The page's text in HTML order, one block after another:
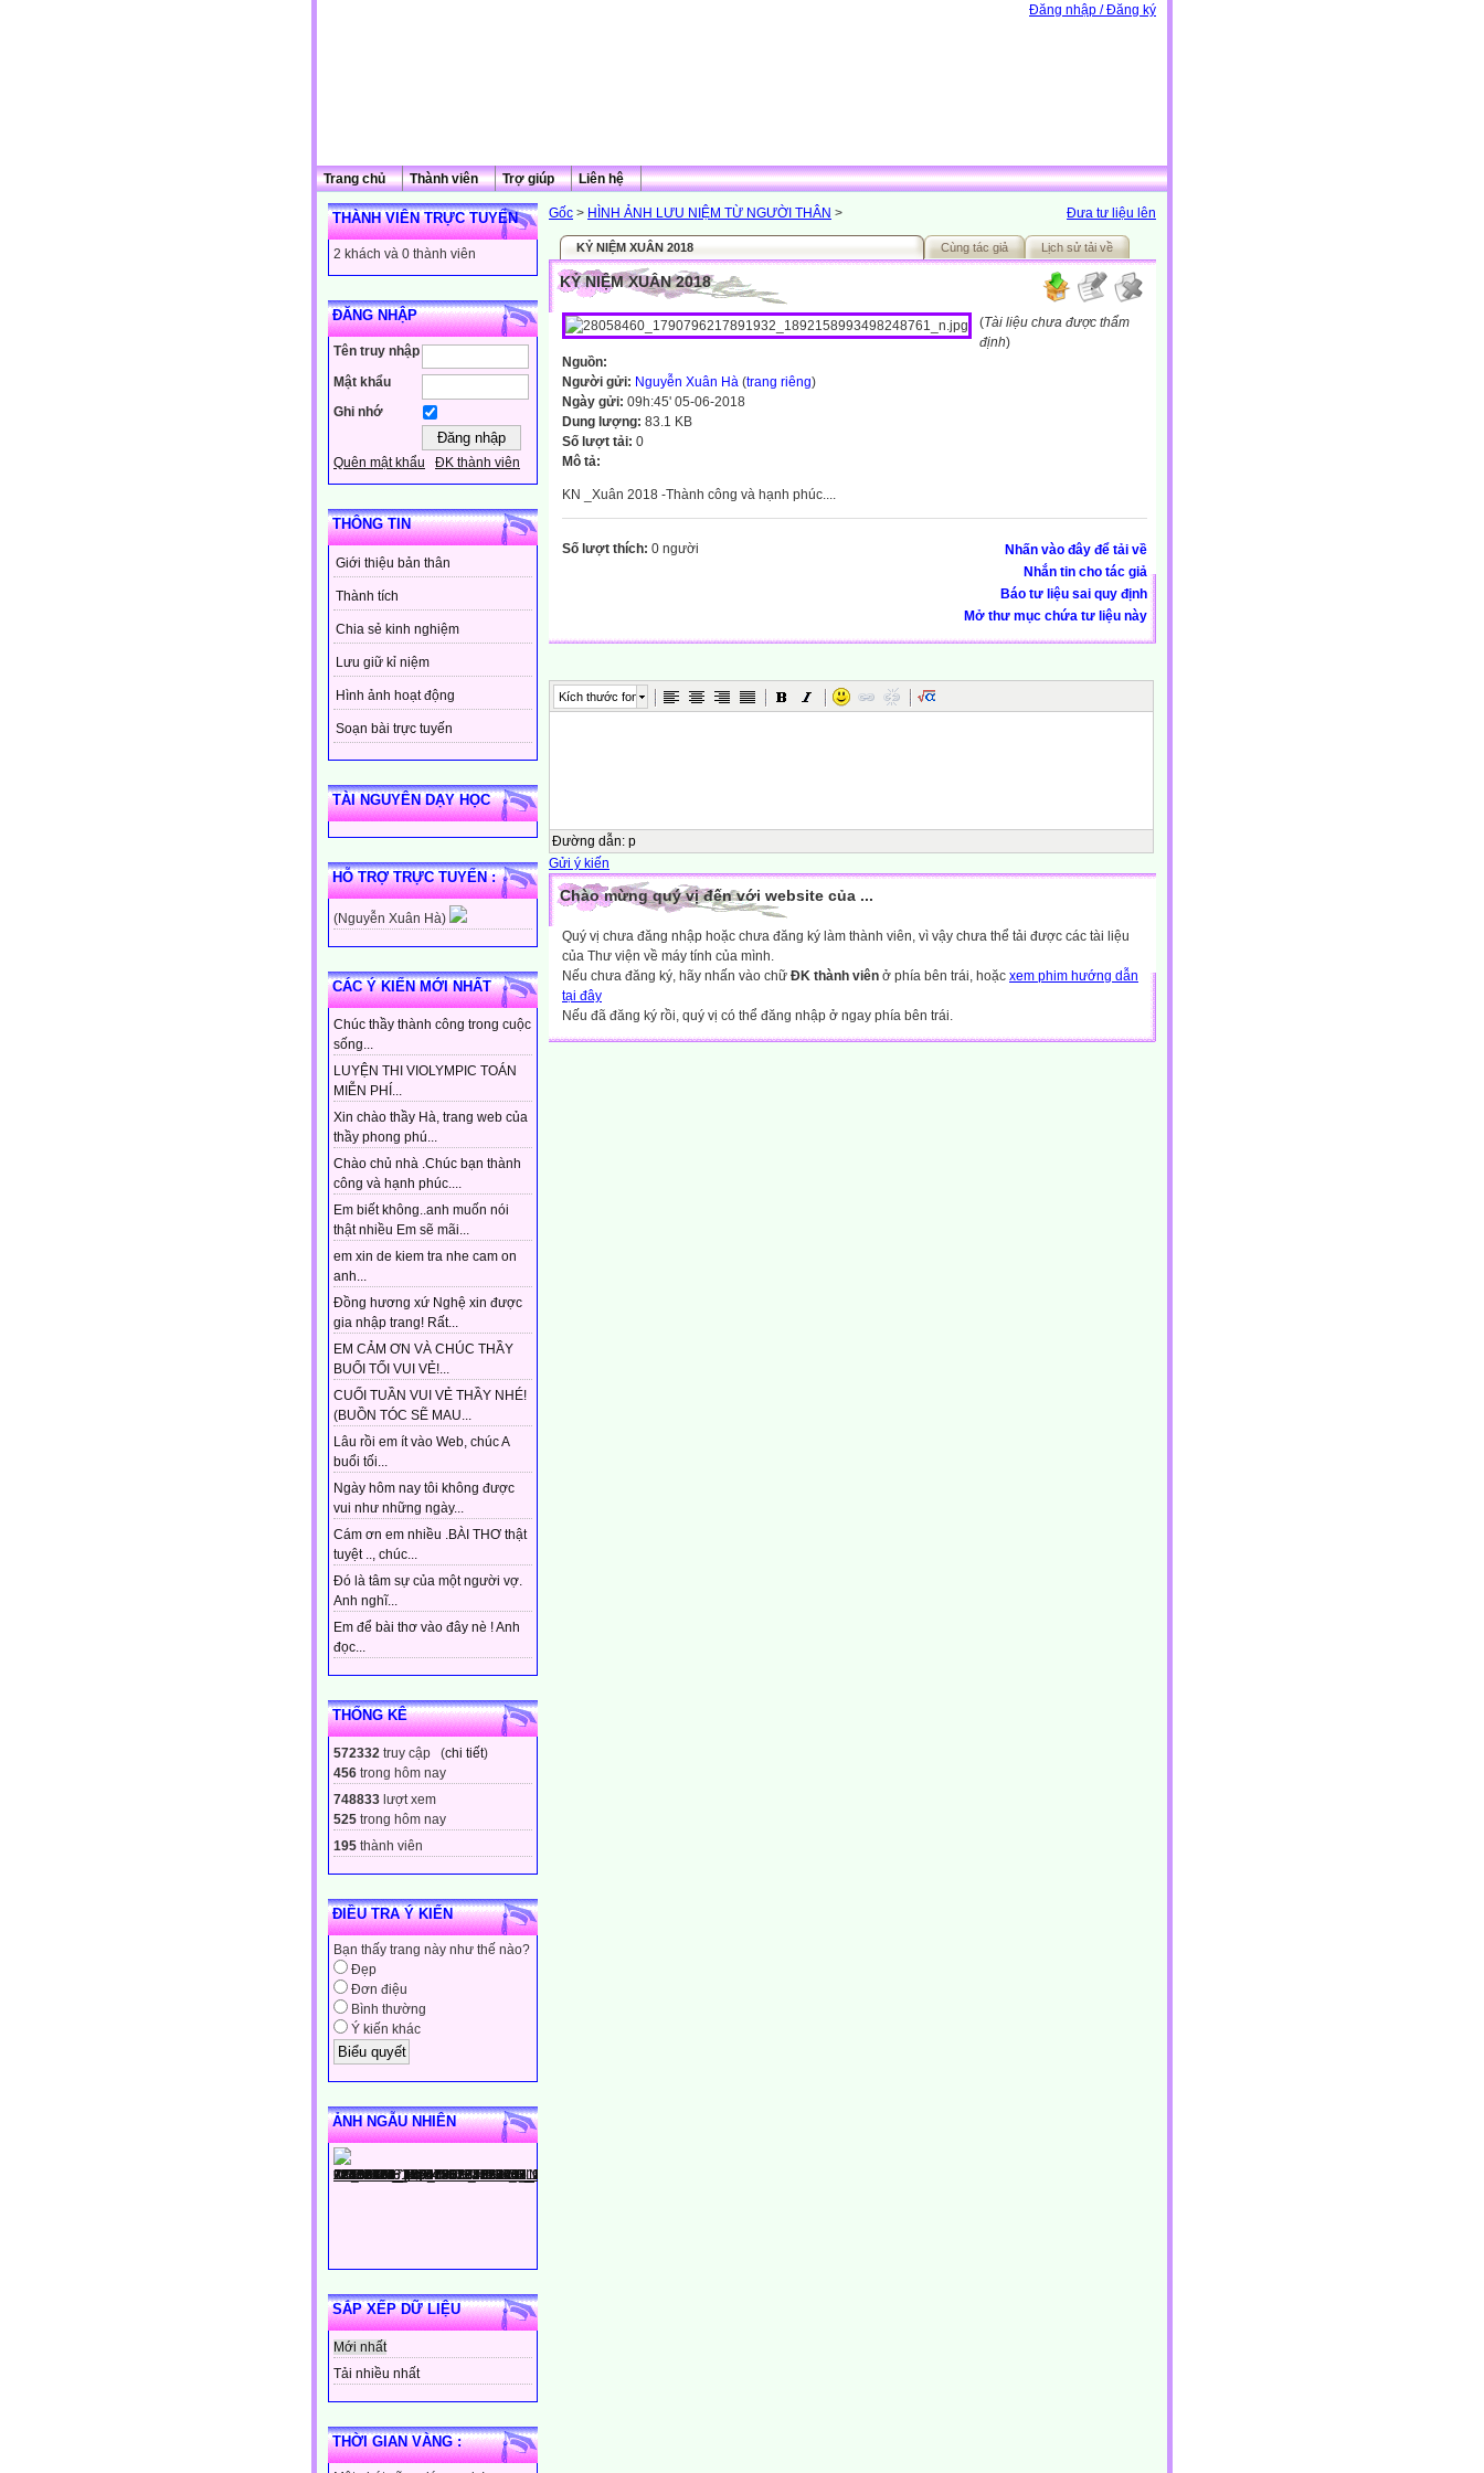
Đăng nhập / Đăng ký
Trang chủ Thành viên Trợ giúp Liên hệ
THÀNH VIÊN TRỰC TUYẾN
2 khách và 0 thành viên
ĐĂNG NHẬP
Tên truy nhập
Mật khẩu
Ghi nhớ
Quên mật khẩu ĐK thành viên
THÔNG TIN
Giới thiệu bản thân
Thành tích
Chia sẻ kinh nghiệm
Lưu giữ kỉ niệm
Hình ảnh hoạt động
Soạn bài trực tuyến
TÀI NGUYÊN DẠY HỌC
HỖ TRỢ TRỰC TUYẾN :
(Nguyễn Xuân Hà)
CÁC Ý KIẾN MỚI NHẤT
Chúc thầy thành công trong cuộc
sống...
LUYỆN THI VIOLYMPIC TOÁN
MIỄN PHÍ...
Xin chào thầy Hà, trang web của
thầy phong phú...
Chào chủ nhà .Chúc bạn thành
công và hạnh phúc....
Em biết không..anh muốn nói
thật nhiều Em sẽ mãi...
em xin de kiem tra nhe cam on
anh...
Đồng hương xứ Nghệ xin được
gia nhập trang! Rất...
EM CẢM ƠN VÀ CHÚC THẦY
BUỔI TỐI VUI VẺ!...
CUỐI TUẦN VUI VẺ THẦY NHÉ!
(BUỒN TÓC SẼ MAU...
Lâu rồi em ít vào Web, chúc A
buổi tối...
Ngày hôm nay tôi không được
vui như những ngày...
Cám ơn em nhiều .BÀI THƠ thật
tuyệt .., chúc...
Đó là tâm sự của một người vợ.
Anh nghĩ...
Em để bài thơ vào đây nè ! Anh
đọc...
THỐNG KÊ
572332 truy cập (chi tiết)
456 trong hôm nay
748833 lượt xem
525 trong hôm nay
195 thành viên
ĐIỀU TRA Ý KIẾN
Bạn thấy trang này như thế nào?
Đẹp
Đơn điệu
Bình thường
Ý kiến khác
ẢNH NGẪU NHIÊN
SẮP XẾP DỮ LIỆU
Mới nhất
Tải nhiều nhất
THỜI GIAN VÀNG :
Đưa tư liệu lên
Gốc > HÌNH ẢNH LƯU NIỆM TỪ NGƯỜI THÂN >
KỶ NIỆM XUÂN 2018 Cùng tác giả Lịch sử tải về
KỶ NIỆM XUÂN 2018
(Tài liệu chưa được thẩm
định)
Nguồn:
Người gửi: Nguyễn Xuân Hà (trang riêng)
Ngày gửi: 09h:45' 05-06-2018
Dung lượng: 83.1 KB
Số lượt tải: 0
Mô tả:
KN _Xuân 2018 -Thành công và hạnh phúc....
Nhấn vào đây để tải về
Nhắn tin cho tác giả
Báo tư liệu sai quy định
Mở thư mục chứa tư liệu này
Số lượt thích: 0 người
Kích thước font
Đường dẫn: p
Gửi ý kiến
Chào mừng quý vị đến với website của ...
Quý vị chưa đăng nhập hoặc chưa đăng ký làm thành viên, vì vậy chưa thể tải được các tài liệu
của Thư viện về máy tính của mình.
Nếu chưa đăng ký, hãy nhấn vào chữ ĐK thành viên ở phía bên trái, hoặc xem phim hướng dẫn
tại đây
Nếu đã đăng ký rồi, quý vị có thể đăng nhập ở ngay phía bên trái.